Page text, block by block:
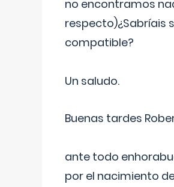
no encontramos
respecto)¿Sabríais
compatible?
Un saludo.
Buenas tardes
ante todo
por el nacimiento